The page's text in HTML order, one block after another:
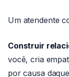
Um atendente
Construir
você, cria
por causa